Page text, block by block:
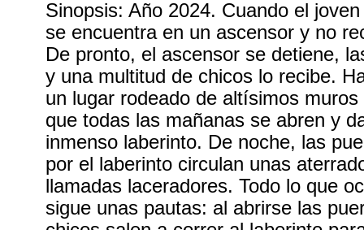
Sinopsis: Año 2024. Cuando el
se encuentra en un ascensor y no
De pronto, el ascensor se detiene,
y una multitud de chicos lo recibe.
un lugar rodeado de altísimos
que todas las mañanas se abren y
inmenso laberinto. De noche, las
por el laberinto circulan unas
llamadas laceradores. Todo lo que
sigue unas pautas: al abrirse las